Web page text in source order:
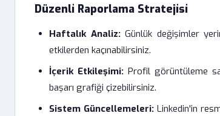
Düzenli Raporlama Stratejisi
Haftalık Analiz:Günlük değişimler
etkilerden kaçınabilirsiniz.
İçerik Etkileşimi:Profil görüntüleme
başarı grafiği çizebilirsiniz.
Sistem Güncellemeleri: Linkedin'in